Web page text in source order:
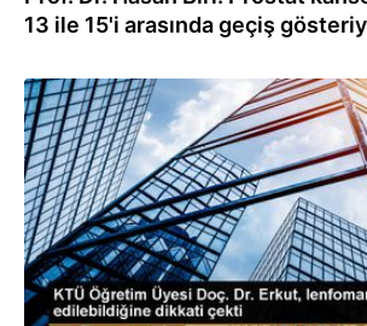
13 ile 15'i arasında geçiş
14.09.2023